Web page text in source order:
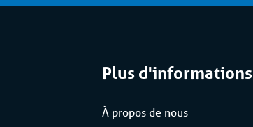
Plus d'informations
À propos de nous